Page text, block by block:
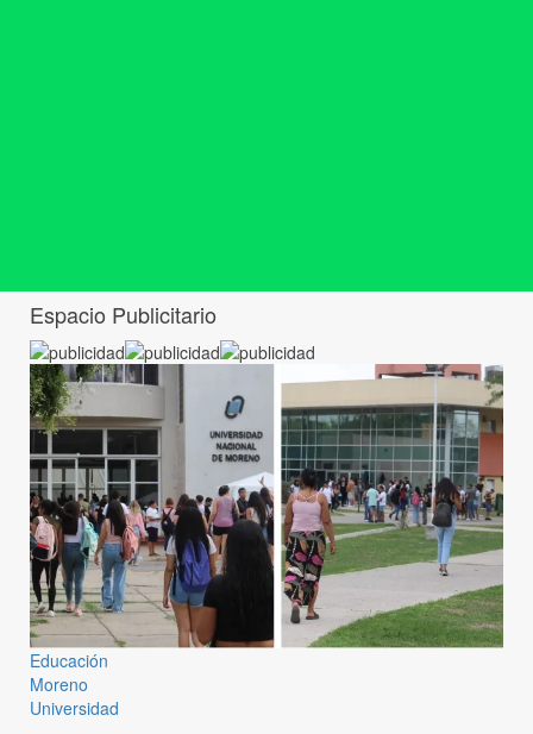
Espacio Publicitario
Educación
Moreno
Universidad